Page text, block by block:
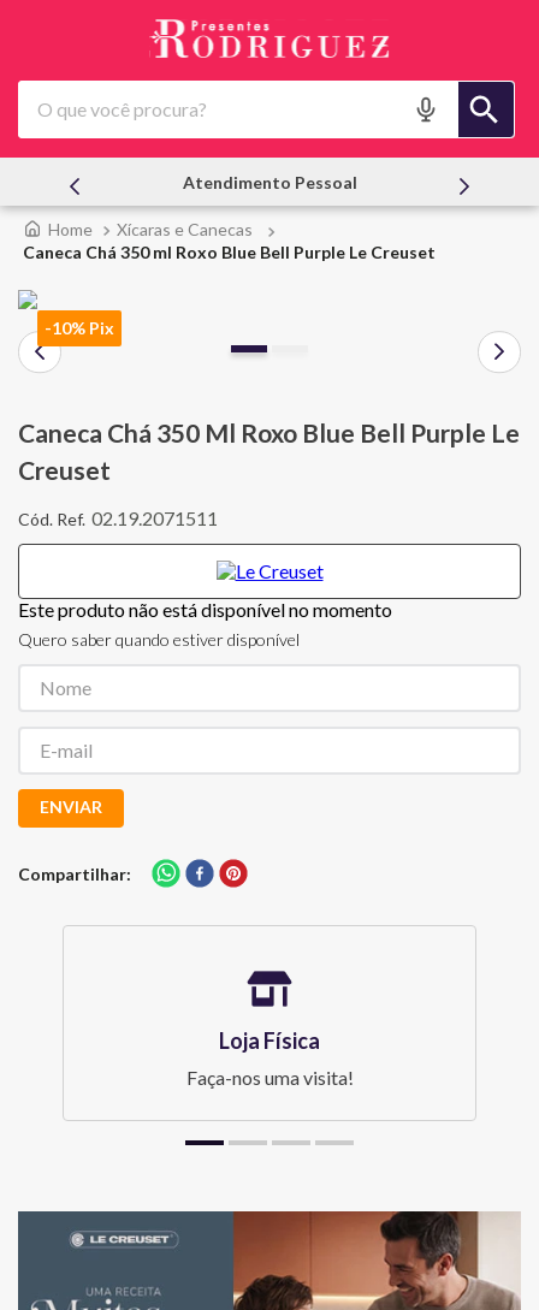
O que você procura?
Atendimento Pessoal
Xícaras e Canecas
Caneca Chá 350 ml Roxo Blue Bell Purple Le Creuset
-10% Pix
Caneca Chá 350 Ml Roxo Blue Bell Purple Le
Creuset
02.19.2071511
Este produto não está disponível no momento
Quero saber quando estiver disponível
ENVIAR
Compartilhar
Loja Física
Faça-nos uma visita!